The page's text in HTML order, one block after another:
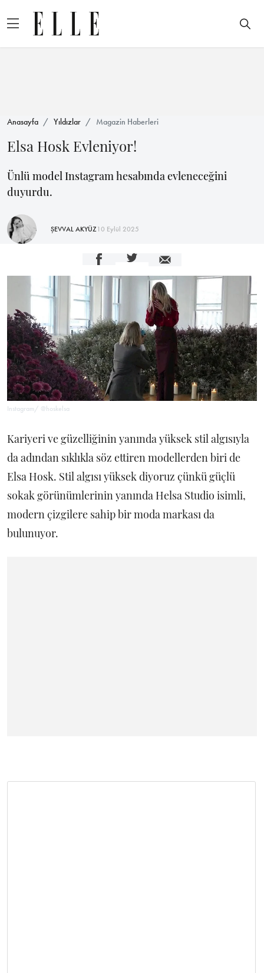
Anasayfa Yıldızlar Magazin Haberleri
Elsa Hosk Evleniyor!
Ünlü model Instagram hesabında evleneceğini
duyurdu.
ŞEVVAL AKYÜZ10 Eylül 2025
Instagram/ @hoskelsa
Kariyeri ve güzelliğinin yanında yüksek stil algısıyla
da adından sıklıkla söz ettiren modellerden biri de
Elsa Hosk. Stil algısı yüksek diyoruz çünkü güçlü
sokak görünümlerinin yanında Helsa Studio isimli,
modern çizgilere sahip bir moda markası da
bulunuyor.